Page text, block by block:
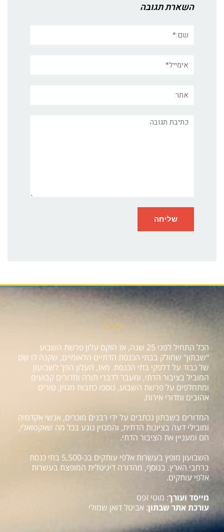
השארת תגובה
תגובה
אודות
הכל התחיל לפני 25 שנה, אז הוקם עלון פרשת השבוע
"שבתון" שחולק בבתי הכנסת הדתיים הלאומיים, שקנה לו שם
של כבוד על דלפקי בתי הכנסת. מאז, העלון הפך לשבועון
המוביל בציבור הדתי, ומעבר לדברי תורה ומדורים קבועים
ומתחלפים על פרשת השבוע, נוספו כתבות מגזין, טורים
אהובים ומדורי אירוח.
המדורים בשבתון נכתבים על ידי רבנים מוכרים, אנשי אקדמיה
ומובילי דעה בציונות הדתית, והמגזין נוגע בכל מה שאקטואלי,
חם ומעניין את הציבור הדתי.
השבועון מופץ בעשרות אלפי עותקים בכ-5,500 בתי כנסת
ברחבי הארץ. בנוסף, מהדורה דיגיטלית המופצת בעשרות
אלפי עותקים.
מייסד ועורך: מוטי זפט
עורכת אתר שבתון: אביטל דואן שמולי